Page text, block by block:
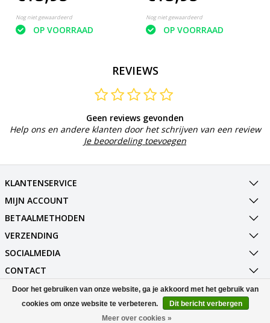
Gereedschapshouder -
Tuingereedschapshouder
Nog niet gewaardeerd
OP VOORRAAD
Gereedschapshouder
Nog niet gewaardeerd
OP VOORRAAD
REVIEWS
Geen reviews gevonden
Help ons en andere klanten door het schrijven van een review
Je beoordeling toevoegen
KLANTENSERVICE
MIJN ACCOUNT
BETAALMETHODEN
VERZENDING
SOCIALMEDIA
CONTACT
© Copyright 2026 Best Deals Online BV Powered byLightspeed
All rights reserved byInStijl Media
Door het gebruiken van onze website, ga je akkoord met het gebruik van
cookies om onze website te verbeteren.
Dit bericht verbergen
Meer over cookies »